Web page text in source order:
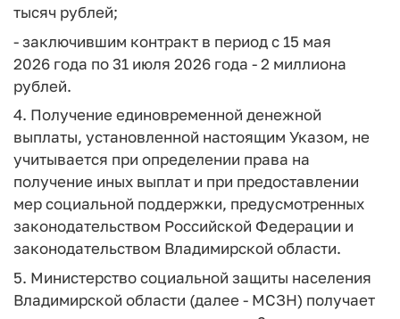
тысяч рублей;
- заключившим контракт в период с 15 мая
2026 года по 31 июля 2026 года - 2 миллиона
рублей.
4. Получение единовременной денежной
выплаты, установленной настоящим Указом, не
учитывается при определении права на
получение иных выплат и при предоставлении
мер социальной поддержки, предусмотренных
законодательством Российской Федерации и
законодательством Владимирской области.
5. Министерство социальной защиты населения
Владимирской области (далее - МСЗН) получает